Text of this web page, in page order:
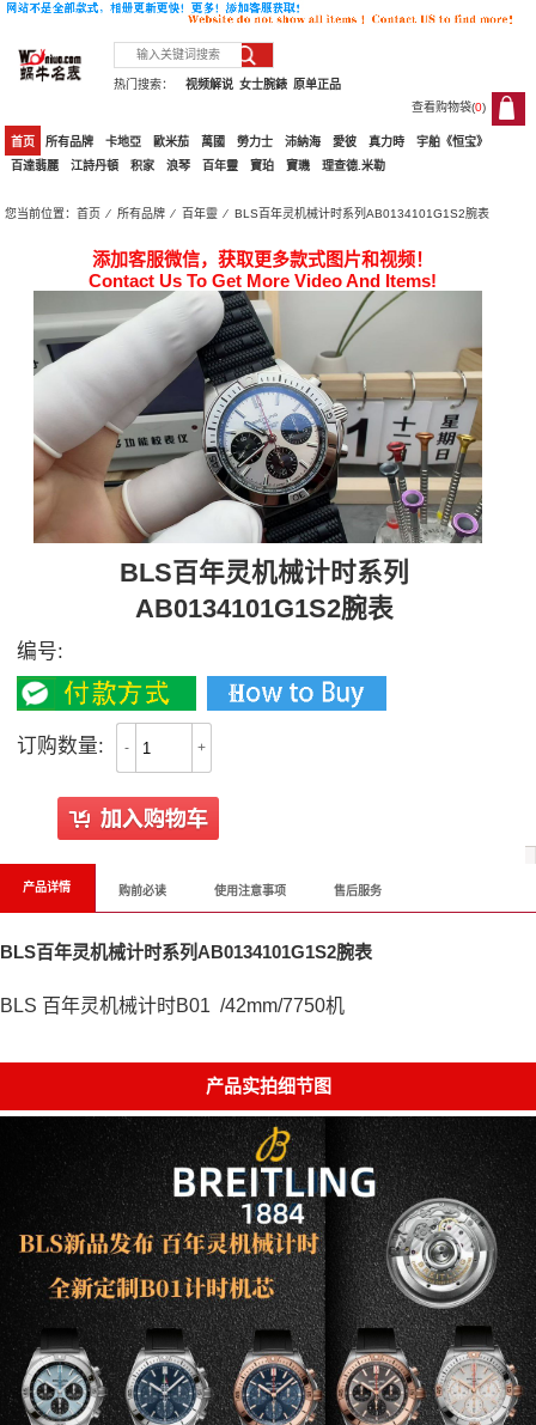
热门搜索： 原单正品
女士腕錶
视频解说
查看购物袋(0)
0
首页 所有品牌 卡地亞 歐米茄 萬國 勞力士 沛納海 愛彼 真力時
宇舶《恒宝》
百達翡麗
江詩丹頓 积家 浪琴 百年靈 寶珀 寶璣 理查德.米勒
您当前位置：首页 ⁄所有品牌 ⁄ 百年靈 ⁄ BLS百年灵机械计时系列AB0134101G1S2腕表
添加客服微信，获取更多款式图片和视频！
Contact Us To Get More Video And Items!
BLS百年灵机械计时系列
AB0134101G1S2腕表
编号:
订购数量: - +
产品详情 购前必读 使用注意事项 售后服务
BLS百年灵机械计时系列AB0134101G1S2腕表
BLS 百年灵机械计时B01 /42mm/7750机
产品实拍细节图